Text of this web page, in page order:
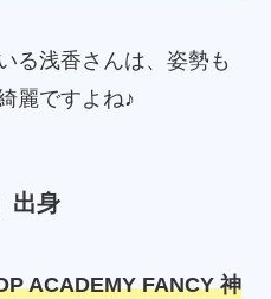
る浅香さんは、姿勢も
麗ですよね♪
出身
ACADEMY FANCY 神